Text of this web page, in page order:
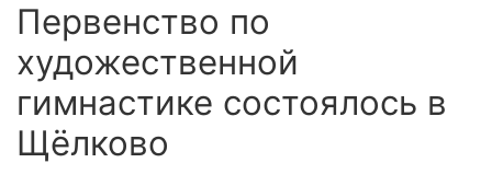
Первенство по
художественной
гимнастике состоялось в
Щёлково